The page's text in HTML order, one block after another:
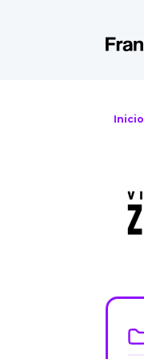
Inicio